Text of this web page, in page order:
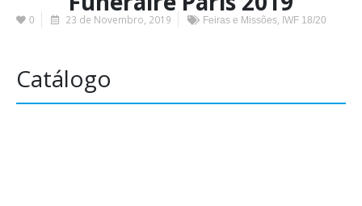
0 23 de Novembro, 2019 Feiras e Missões IWF 18/20
Catálogo